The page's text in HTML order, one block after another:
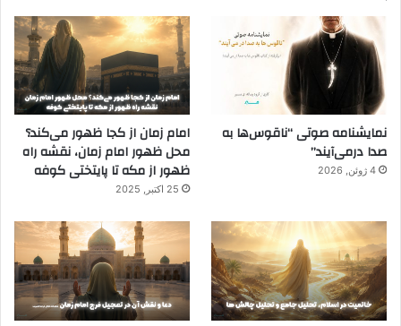
نمایشنامه صوتی “ناقوس‌ها به
صدا در‌می‌آیند”
4 ژوئن, 2026
امام زمان از کجا ظهور می‌کند؟
محل ظهور امام زمان، نقشه راه
ظهور از مکه تا پایتختی کوفه
25 اکتبر, 2025